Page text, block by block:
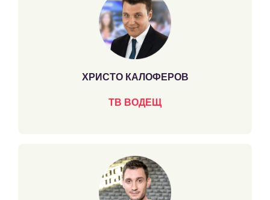
ХРИСТО КАЛОФЕРОВ
ТВ ВОДЕЩ